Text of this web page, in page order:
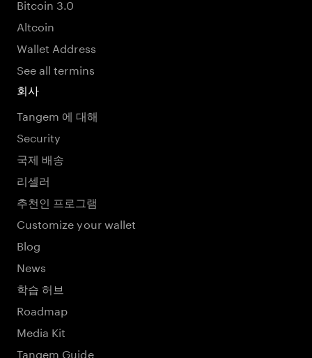
Bitcoin 3.0
Altcoin
Wallet Address
See all termins
회사
Tangem 에 대해
Security
국제 배송
리셀러
추천인 프로그램
Customize your wallet
Blog
News
학습 허브
Roadmap
Media Kit
Tangem Guide